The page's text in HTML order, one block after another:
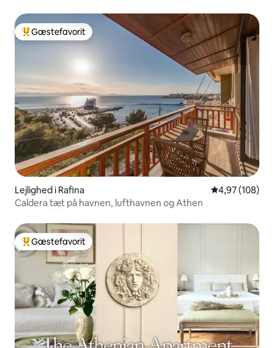
Bedste gæstefavorit
Gæstefavorit
Lejlighed i Rafina 4,97 ud af 5 i
4,97 (108)
Caldera tæt på havnen, lufthavnen og Athen
Bedste gæstefavorit
Gæstefavorit